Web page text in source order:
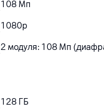
108Мп
1080p
2 модуля: 108 Мп
128 ГБ